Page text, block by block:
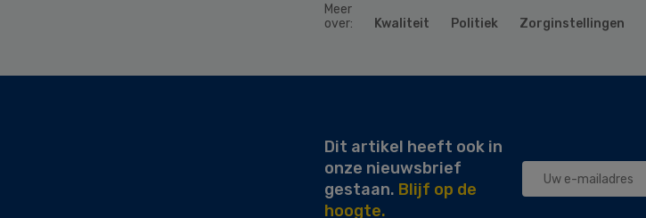
Meer
over:
Kwaliteit Politiek Zorginstellingen
Dit artikel heeft ook in
onze nieuwsbrief
gestaan. Blijf op de
hoogte.